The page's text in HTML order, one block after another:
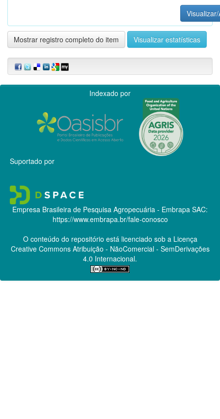
Mostrar registro completo do item Visualizar estatísticas
Indexado por
Suportado por
Empresa Brasileira de Pesquisa Agropecuária - Embrapa SAC:
https://www.embrapa.br/fale-conosco
O conteúdo do repositório está licenciado sob a Licença
Creative CommonsAtribuição - NãoComercial - SemDerivações
4.0 Internacional.